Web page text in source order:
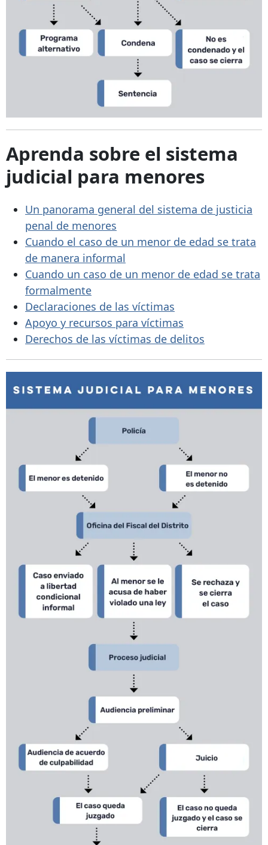
Aprenda sobre el sistema
judicial para menores
Un panorama general del sistema de justicia
penal de menores
Cuando el caso de un menor de edad se trata
de manera informal
Cuando un caso de un menor de edad se trata
formalmente
Declaraciones de las víctimas
Apoyo y recursos para víctimas
Derechos de las víctimas de delitos